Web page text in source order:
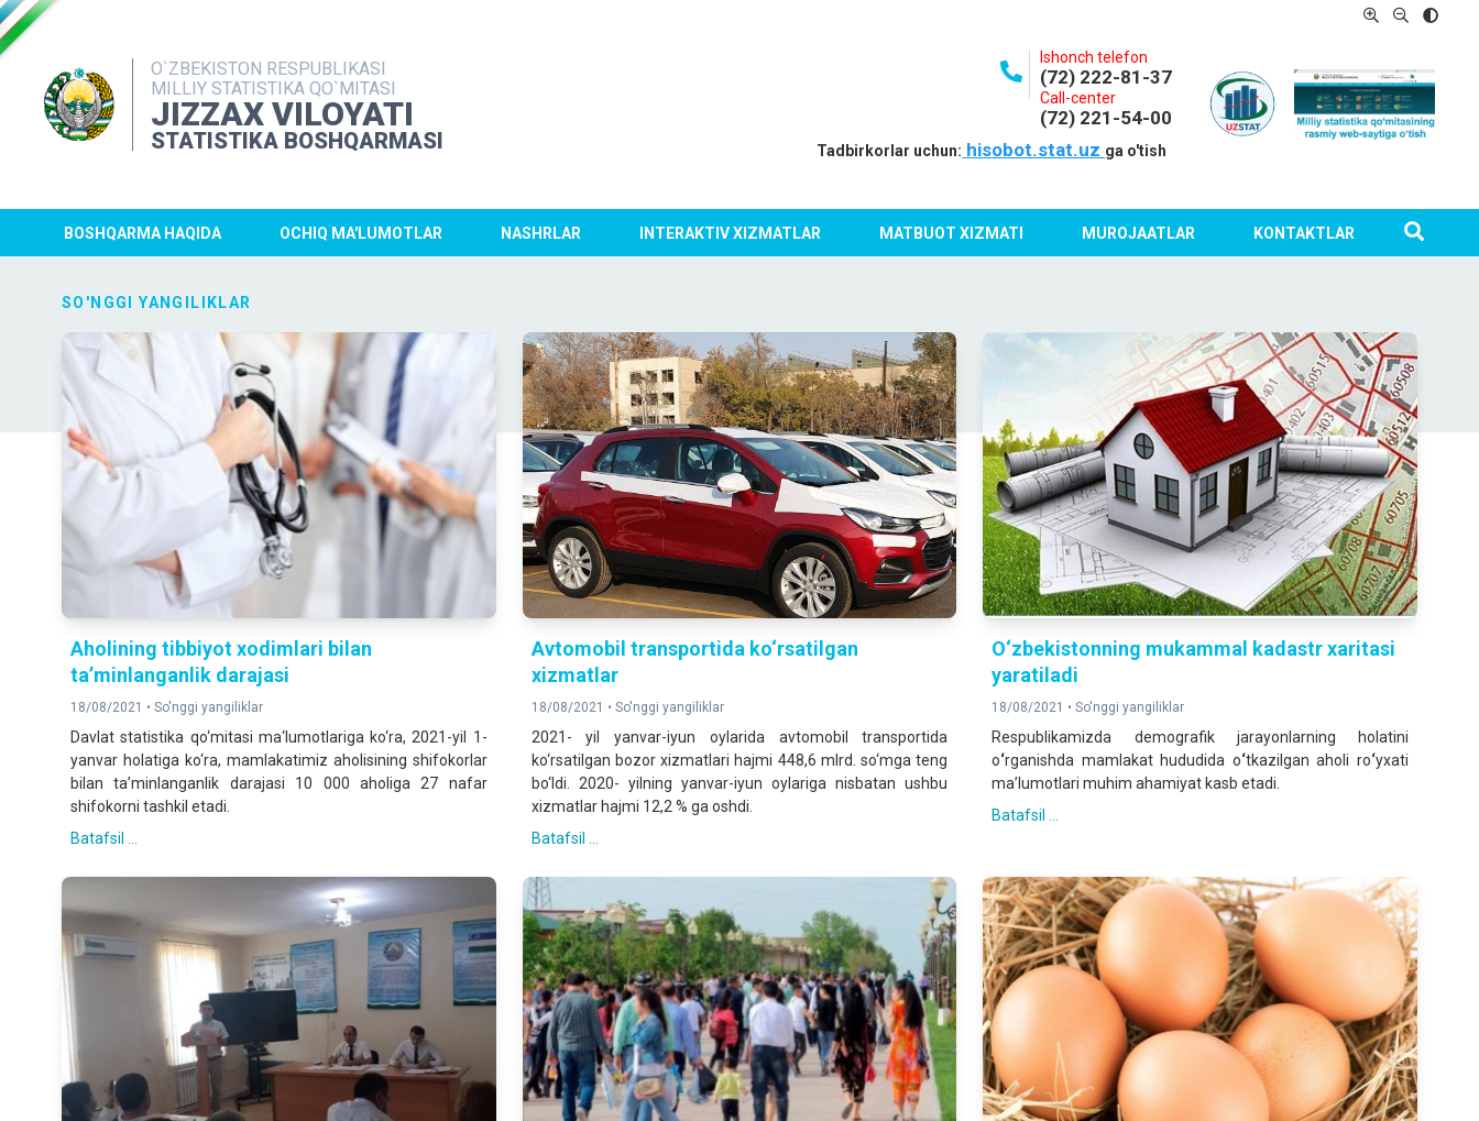
O`ZBEKISTON RESPUBLIKASI
MILLIY STATISTIKA QO`MITASI
JIZZAX VILOYATI
STATISTIKA BOSHQARMASI
Ishonch telefon
(72) 222-81-37
Call-center
(72) 221-54-00
Tadbirkorlar uchun: hisobot.stat.uz ga o'tish
BOSHQARMA HAQIDA OCHIQ MA'LUMOTLAR NASHRLAR INTERAKTIV XIZMATLAR MATBUOT XIZMATI MUROJAATLAR KONTAKTLAR
SO'NGGI YANGILIKLAR
Aholining tibbiyot xodimlari bilan
ta’minlanganlik darajasi
18/08/2021 • So'nggi yangiliklar
Davlat statistika qo‘mitasi ma‘lumotlariga ko‘ra, 2021-yil 1-
yanvar holatiga ko‘ra, mamlakatimiz aholisining shifokorlar
bilan ta’minlanganlik darajasi 10 000 аhоliga 27 nafar
shifokorni tashkil etadi.
Batafsil ...
Аvtomobil transportida ko‘rsatilgan
xizmatlar
18/08/2021 • So'nggi yangiliklar
2021- yil yanvar-iyun oylarida avtomobil transportida
ko‘rsatilgan bozor xizmatlari hajmi 448,6 mlrd. so‘mga teng
bo‘ldi. 2020- yilning yanvar-iyun oylariga nisbatan ushbu
xizmatlar hajmi 12,2 % ga oshdi.
Batafsil ...
O‘zbekistonning mukammal kadastr xaritasi
yaratiladi
18/08/2021 •So'nggi yangiliklar
Respublikamizda demografik jarayonlarning holatini
o‘rganishda mamlakat hududida o‘tkazilgan aholi ro‘yxati
ma’lumotlari muhim ahamiyat kasb etadi.
Batafsil ...